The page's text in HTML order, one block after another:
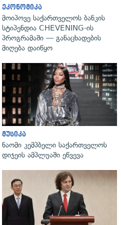
გადახედვა
გადახედვა
ეკონომიკა
მოიპოვე საქართველოს ბანკის
სტიპენდია CHEVENING-ის
პროგრამაში — განაცხადების
მიღება დაიწყო
მუსიკა
ნაომი კემპბელი საქართველოს
დიჯეის ამპლუაში ეწვევა